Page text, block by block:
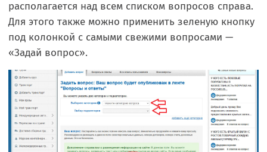
располагается над всем списком вопросов справа.
Для этого также можно применить зеленую кнопку
под колонкой с самыми свежими вопросами —
«Задай вопрос».